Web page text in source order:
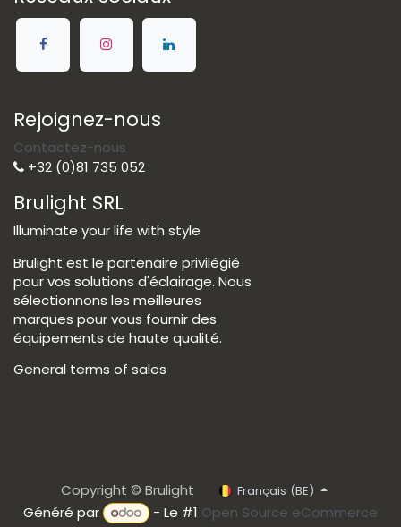
Rejoignez-nous
Contactez-nous
+32 (0)81 735 052
Brulight SRL
Illuminate your life with style
Brulight est le partenaire privilégié
pour vos solutions d'éclairage. Nous
sélectionnons les meilleures
marques pour vous fournir des
équipements de haute qualité.
General terms of sales
Copyright © Brulight Français (BE)
Généré par - Le #1 Open Source eCommerce